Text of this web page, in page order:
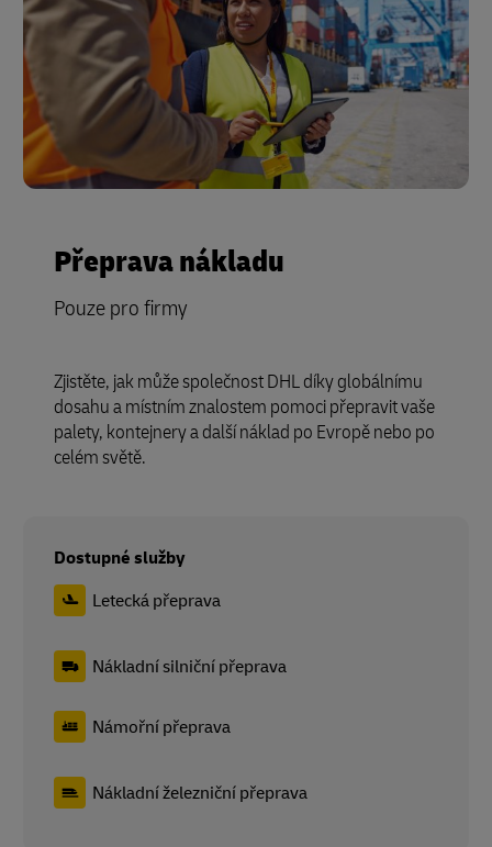
Přeprava nákladu
Pouze pro firmy
Zjistěte, jak může společnost DHL díky globálnímu
dosahu a místním znalostem pomoci přepravit vaše
palety, kontejnery a další náklad po Evropě nebo po
celém světě.
Dostupné služby
Letecká přeprava
Nákladní silniční přeprava
Námořní přeprava
Nákladní železniční přeprava